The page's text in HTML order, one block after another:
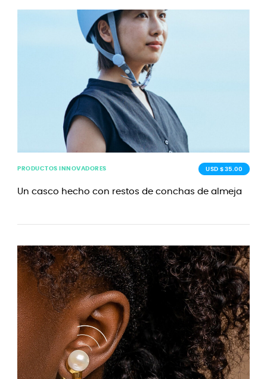
PRODUCTOS INNOVADORES USD $35.00
Un casco hecho con restos de conchas de almeja